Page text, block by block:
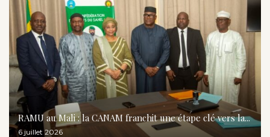
RAMU au Mali : la CANAM franchit une étape clé vers la...
6 juillet 2026